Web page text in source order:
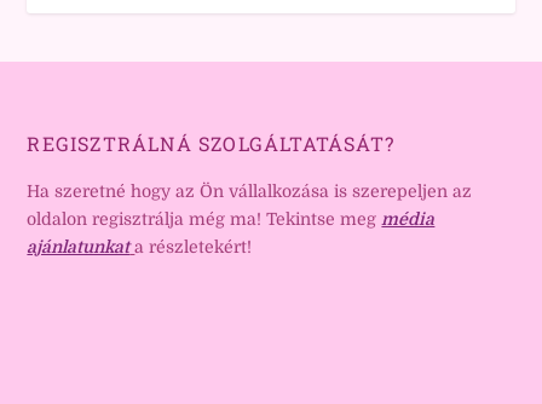
REGISZTRÁLNÁ SZOLGÁLTATÁSÁT?
Ha szeretné hogy az Ön vállalkozása is szerepeljen az
oldalon regisztrálja még ma! Tekintse meg média
ajánlatunkat a részletekért!